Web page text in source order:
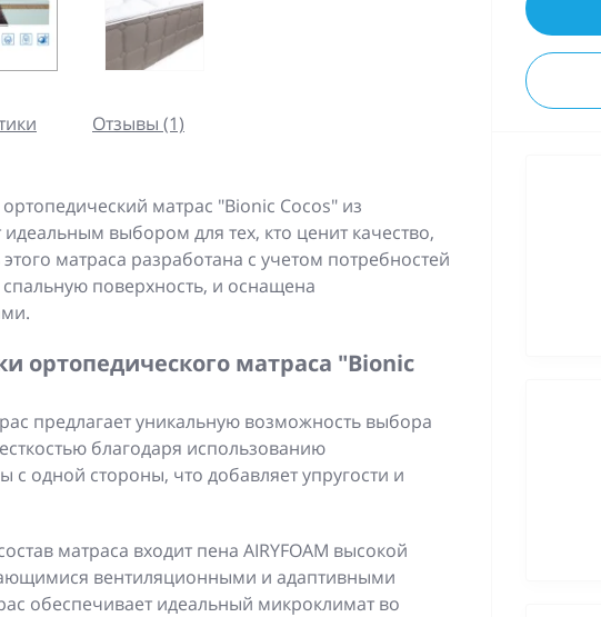
Отзывы (1)
матрас "Bionic Cocos" из
идеальным выбором для тех, кто ценит качество,
матраса разработана с учетом потребностей
поверхность, и оснащена
ортопедического матраса "Bionic
предлагает уникальную возможность выбора
благодаря использованию
с одной стороны, что добавляет упругости и
матраса входит пена AIRYFOAM высокой
вентиляционными и адаптивными
обеспечивает идеальный микроклимат во